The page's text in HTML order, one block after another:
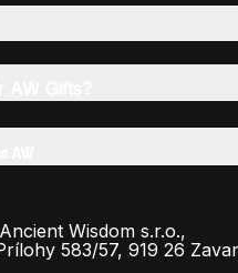
Ancient Wisdom s.r.o.,
583/57, 919 26